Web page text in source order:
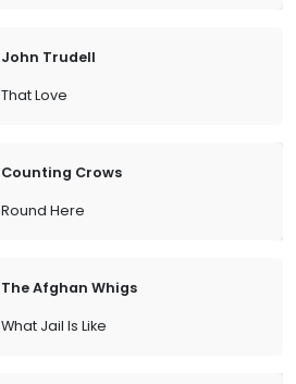
John Trudell
That Love
Counting Crows
Round Here
The Afghan Whigs
What Jail Is Like